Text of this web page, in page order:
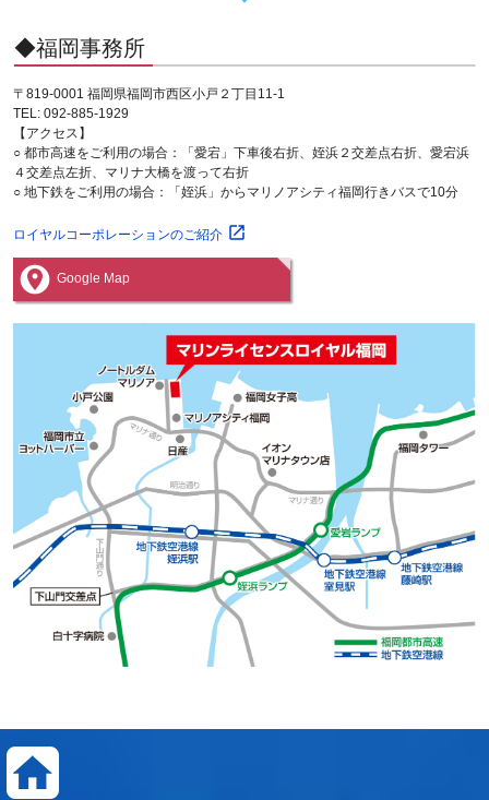
◆福岡事務所
〒819-0001 福岡県福岡市西区小戸２丁目11-1
TEL: 092-885-1929
【アクセス】
○ 都市高速をご利用の場合：「愛宕」下車後右折、姪浜２交差点右折、愛宕浜
４交差点左折、マリナ大橋を渡って右折
○ 地下鉄をご利用の場合：「姪浜」からマリノアシティ福岡行きバスで10分
ロイヤルコーポレーションのご紹介
Google Map